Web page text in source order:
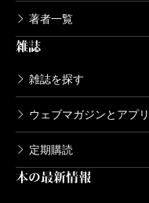
著者一覧
雑誌
雑誌を探す
ウェブマガジンとアプリ
定期購読
本の最新情報